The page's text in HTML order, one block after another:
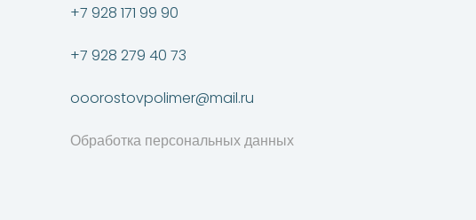
+7 928 171 99 90
+7 928 279 40 73
ooorostovpolimer@mail.ru
Обработка персональных данных